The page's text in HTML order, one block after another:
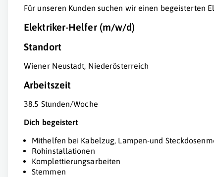
Für unseren Kunden suchen wir einen begeisterten
Elektriker-Helfer (m/w/d)
Standort
Wiener Neustadt, Niederösterreich
Arbeitszeit
38.5 Stunden/Woche
Dich begeistert
Mithelfen bei Kabelzug, Lampen-und
Rohinstallationen
Komplettierungsarbeiten
Stemmen